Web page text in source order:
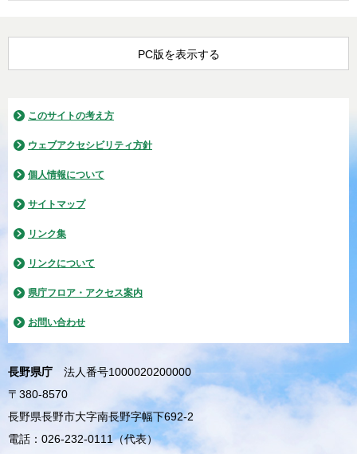
PC版を表示する
このサイトの考え方
ウェブアクセシビリティ方針
個人情報について
サイトマップ
リンク集
リンクについて
県庁フロア・アクセス案内
お問い合わせ
長野県庁
法人番号1000020200000
〒380-8570
長野県長野市大字南長野字幅下692-2
電話：026-232-0111（代表）